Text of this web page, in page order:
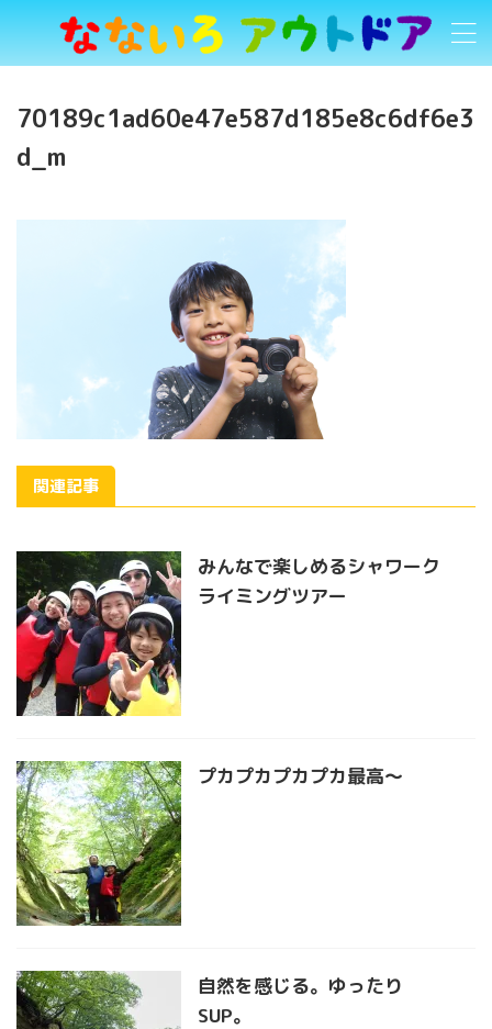
70189c1ad60e47e587d185e8c6df6e3
d_m
関連記事
みんなで楽しめるシャワーク
ライミングツアー
プカプカプカプカ最高〜
自然を感じる。ゆったり
SUP。